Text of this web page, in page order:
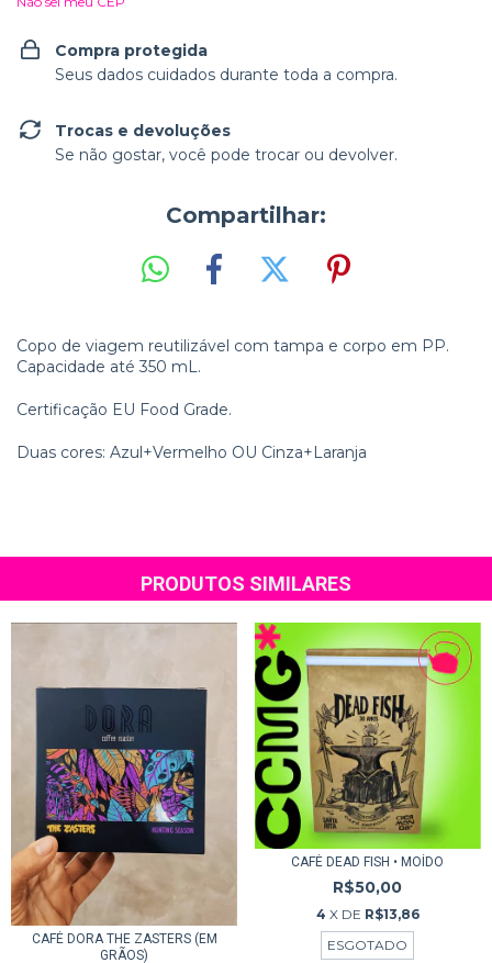
Compra protegida
Seus dados cuidados durante toda a compra.
Trocas e devoluções
Se não gostar, você pode trocar ou devolver.
Compartilhar:
Copo de viagem reutilizável com tampa e corpo em PP.
Capacidade até 350 mL.
Certificação EU Food Grade.
Duas cores: Azul+Vermelho OU Cinza+Laranja
PRODUTOS SIMILARES
CAFÉ DORA THE ZASTERS (EM
GRÃOS)
CAFÉ DEAD FISH • MOÍDO
R$50,00
4 X DE R$13,86
ESGOTADO